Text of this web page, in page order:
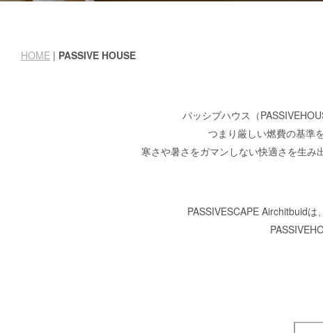
HOME | PASSIVE HOUSE
パッシブハウス（
つまり厳しい燃費の基準
寒さや暑さをガマンしない快適さを生み
PASSIVESCAPE Airchitbuid